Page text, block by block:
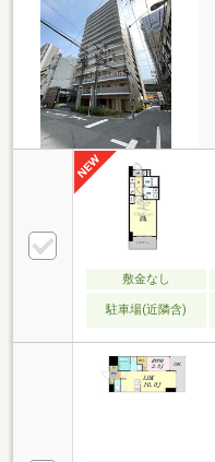
敷金なし
駐車場(近隣含)